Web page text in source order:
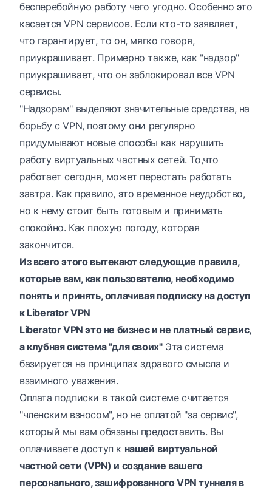
бесперебойную работу чего угодно. Особенно это
касается VPN сервисов. Если кто-то заявляет,
что гарантирует, то он, мягко говоря,
приукрашивает. Примерно также, как "надзор"
приукрашивает, что он заблокировал все VPN
сервисы.
"Надзорам" выделяют значительные средства, на
борьбу с VPN, поэтому они регулярно
придумывают новые способы как нарушить
работу виртуальных частных сетей. То,что
работает сегодня, может перестать работать
завтра. Как правило, это временное неудобство,
но к нему стоит быть готовым и принимать
спокойно. Как плохую погоду, которая
закончится.
Из всего этого вытекают следующие правила,
которые вам, как пользователю, необходимо
понять и принять, оплачивая подписку на доступ
к Liberator VPN
Liberator VPN это не бизнес и не платный сервис,
а клубная система "для своих"Эта система
базируется на принципах здравого смысла и
взаимного уважения.
Оплата подписки в такой системе считается
"членским взносом", но не оплатой "за сервис",
который мы вам обязаны предоставить. Вы
оплачиваете доступ к нашей виртуальной
частной сети (VPN) и создание вашего
персонального, зашифрованного VPN туннеля в